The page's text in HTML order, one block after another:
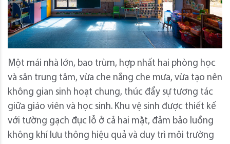
Một mái nhà lớn, bao trùm, hợp nhất hai phòng học
và sân trung tâm, vừa che nắng che mưa, vừa tạo nên
không gian sinh hoạt chung, thúc đẩy sự tương tác
giữa giáo viên và học sinh. Khu vệ sinh được thiết kế
với tường gạch đục lỗ ở cả hai mặt, đảm bảo luồng
không khí lưu thông hiệu quả và duy trì môi trường